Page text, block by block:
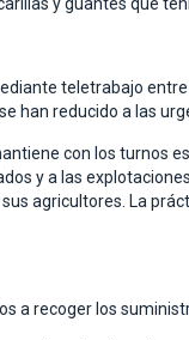
teletrabajo entre
han reducido a las
con los turnos
y a las
agricultores. La
a recoger los